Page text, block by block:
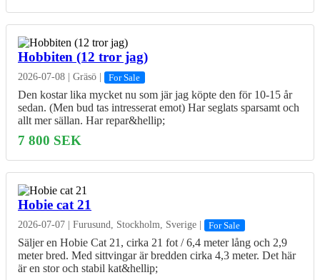
Hobbiten (12 tror jag)
2026-07-08 | Gräsö | For Sale
Den kostar lika mycket nu som jär jag köpte den för 10-15 år
sedan. (Men bud tas intresserat emot) Har seglats sparsamt och
allt mer sällan. Har repar&hellip;
7 800 SEK
Hobie cat 21
2026-07-07 | Furusund, Stockholm, Sverige | For Sale
Säljer en Hobie Cat 21, cirka 21 fot / 6,4 meter lång och 2,9
meter bred. Med sittvingar är bredden cirka 4,3 meter. Det här
är en stor och stabil kat&hellip;